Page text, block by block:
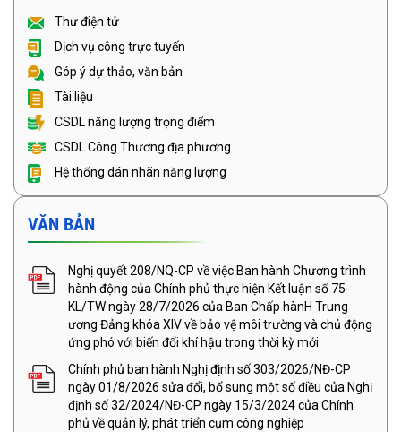
Thư điện tử
Dịch vụ công trực tuyến
Góp ý dự thảo, văn bản
Tài liệu
CSDL năng lượng trọng điểm
CSDL Công Thương địa phương
Hệ thống dán nhãn năng lượng
VĂN BẢN
Nghị quyết 208/NQ-CP về việc Ban hành Chương trình
hành động của Chính phủ thực hiện Kết luận số 75-
KL/TW ngày 28/7/2026 của Ban Chấp hànH Trung
ương Đảng khóa XIV về bảo vệ môi trường và chủ động
ứng phó với biến đổi khí hậu trong thời kỳ mới
Chính phủ ban hành Nghị định số 303/2026/NĐ-CP
ngày 01/8/2026 sửa đổi, bổ sung một số điều của Nghị
định số 32/2024/NĐ-CP ngày 15/3/2024 của Chính
phủ về quản lý, phát triển cụm công nghiệp